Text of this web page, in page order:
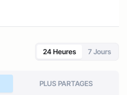
24 Heures 7 Jours
PLUS PARTAGES